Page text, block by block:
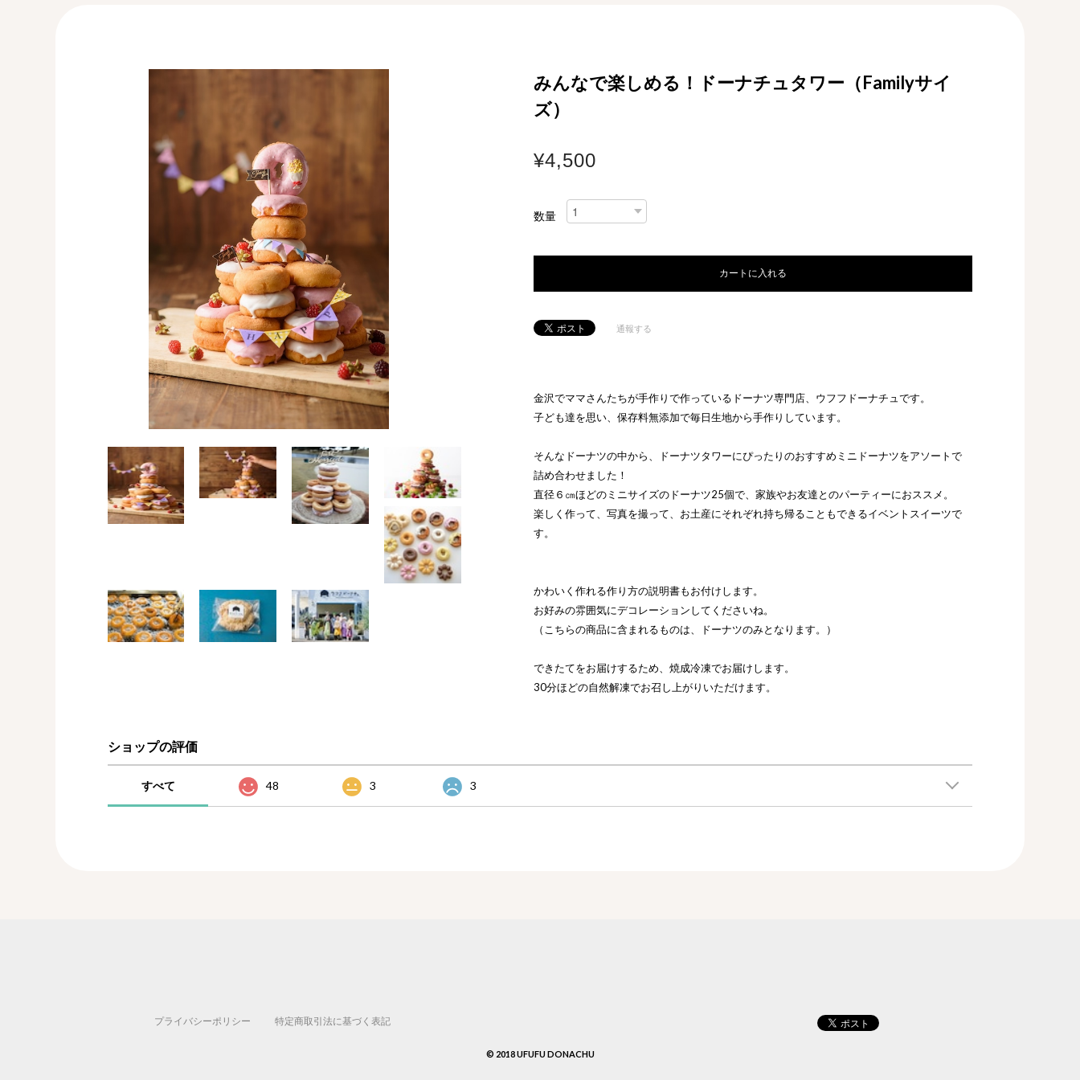
みんなで楽しめる！ドーナチュタワー（Familyサイ
ズ）
¥4,500
数量
カートに入れる
通報する
金沢でママさんたちが手作りで作っているドーナツ専門店、ウフフドーナチュです。
子ども達を思い、保存料無添加で毎日生地から手作りしています。
そんなドーナツの中から、ドーナツタワーにぴったりのおすすめミニドーナツをアソートで
詰め合わせました！
直径６㎝ほどのミニサイズのドーナツ25個で、家族やお友達とのパーティーにおススメ。
楽しく作って、写真を撮って、お土産にそれぞれ持ち帰ることもできるイベントスイーツで
す。
かわいく作れる作り方の説明書もお付けします。
お好みの雰囲気にデコレーションしてくださいね。
（こちらの商品に含まれるものは、ドーナツのみとなります。）
できたてをお届けするため、焼成冷凍でお届けします。
30分ほどの自然解凍でお召し上がりいただけます。
ショップの評価
すべて 48 3 3
プライバシーポリシー 特定商取引法に基づく表記
© 2018 UFUFU DONACHU